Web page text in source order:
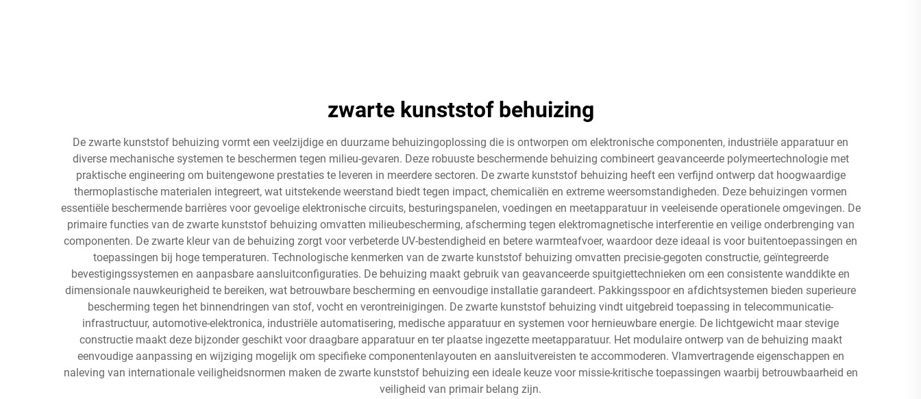
zwarte kunststof behuizing
De zwarte kunststof behuizing vormt een veelzijdige en duurzame behuizingoplossing die is ontworpen om elektronische componenten, industriële apparatuur en
diverse mechanische systemen te beschermen tegen milieu-gevaren. Deze robuuste beschermende behuizing combineert geavanceerde polymeertechnologie met
praktische engineering om buitengewone prestaties te leveren in meerdere sectoren. De zwarte kunststof behuizing heeft een verfijnd ontwerp dat hoogwaardige
thermoplastische materialen integreert, wat uitstekende weerstand biedt tegen impact, chemicaliën en extreme weersomstandigheden. Deze behuizingen vormen
essentiële beschermende barrières voor gevoelige elektronische circuits, besturingspanelen, voedingen en meetapparatuur in veeleisende operationele omgevingen. De
primaire functies van de zwarte kunststof behuizing omvatten milieubescherming, afscherming tegen elektromagnetische interferentie en veilige onderbrenging van
componenten. De zwarte kleur van de behuizing zorgt voor verbeterde UV-bestendigheid en betere warmteafvoer, waardoor deze ideaal is voor buitentoepassingen en
toepassingen bij hoge temperaturen. Technologische kenmerken van de zwarte kunststof behuizing omvatten precisie-gegoten constructie, geïntegreerde
bevestigingssystemen en aanpasbare aansluitconfiguraties. De behuizing maakt gebruik van geavanceerde spuitgiettechnieken om een consistente wanddikte en
dimensionale nauwkeurigheid te bereiken, wat betrouwbare bescherming en eenvoudige installatie garandeert. Pakkingsspoor en afdichtsystemen bieden superieure
bescherming tegen het binnendringen van stof, vocht en verontreinigingen. De zwarte kunststof behuizing vindt uitgebreid toepassing in telecommunicatie-
infrastructuur, automotive-elektronica, industriële automatisering, medische apparatuur en systemen voor hernieuwbare energie. De lichtgewicht maar stevige
constructie maakt deze bijzonder geschikt voor draagbare apparatuur en ter plaatse ingezette meetapparatuur. Het modulaire ontwerp van de behuizing maakt
eenvoudige aanpassing en wijziging mogelijk om specifieke componentenlayouten en aansluitvereisten te accommoderen. Vlamvertragende eigenschappen en
naleving van internationale veiligheidsnormen maken de zwarte kunststof behuizing een ideale keuze voor missie-kritische toepassingen waarbij betrouwbaarheid en
veiligheid van primair belang zijn.